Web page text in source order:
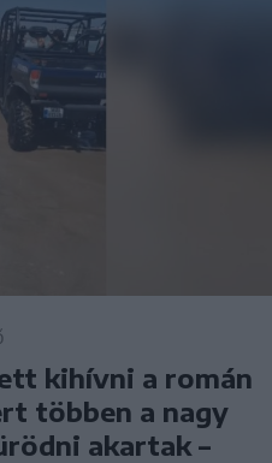
kihívni a román
többen a nagy
akartak –